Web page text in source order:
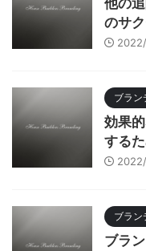
他の
のサ
ブラン
効果
する
ブラン
ブラ